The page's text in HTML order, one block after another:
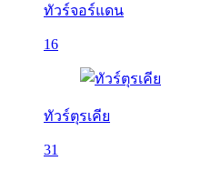
ทัวร์จอร์แดน
16
ทัวร์ตุรเคีย
31